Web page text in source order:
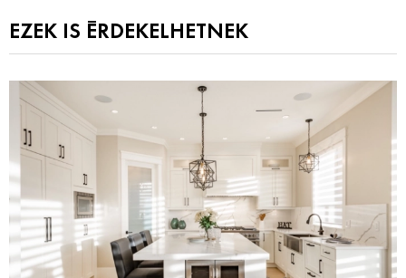
EZEK IS ÉRDEKELHETNEK